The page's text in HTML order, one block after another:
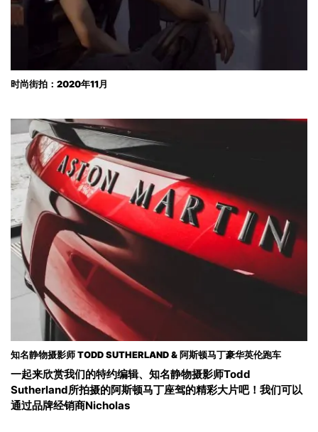
时尚街拍：2020年11月
知名静物摄影师 TODD SUTHERLAND & 阿斯顿马丁豪华英伦跑车
一起来欣赏我们的特约编辑、知名静物摄影师Todd
Sutherland所拍摄的阿斯顿马丁座驾的精彩大片吧！我们可以
通过品牌经销商Nicholas